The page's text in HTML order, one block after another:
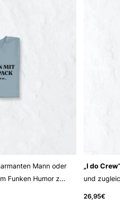
Mann oder
Funken Humor z…
„I do
und
26,95€